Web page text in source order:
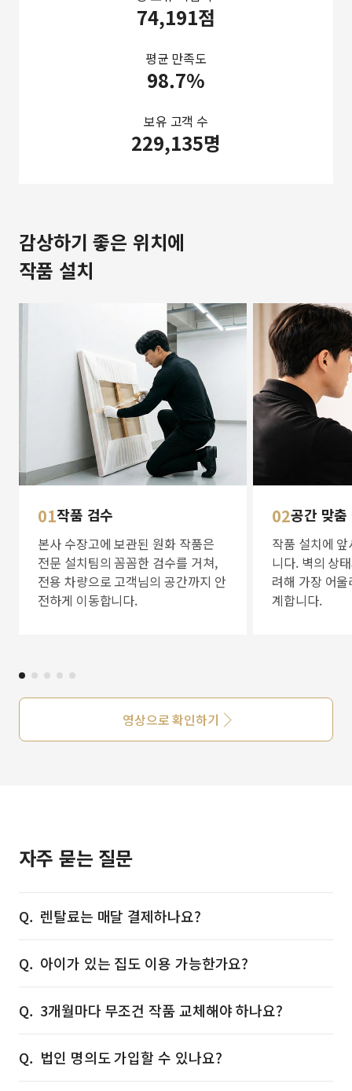
74,191점
평균 만족도
98.7%
보유 고객 수
229,135명
감상하기 좋은 위치에
작품 설치
01작품 검수
본사 수장고에 보관된 원화 작품은
전문 설치팀의 꼼꼼한 검수를 거쳐,
전용 차량으로 고객님의 공간까지 안
전하게 이동합니다.
02공간 맞
작품 설치에
니다. 벽의 상
려해 가장 어
계합니다.
영상으로 확인하기
자주 묻는 질문
렌탈료는 매달 결제하나요?
아이가 있는 집도 이용 가능한가요?
3개월마다 무조건 작품 교체해야 하나요?
법인 명의도 가입할 수 있나요?